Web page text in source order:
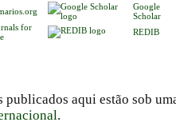
Google
Scholar
for
REDIB
publicados aqui estão sob
.